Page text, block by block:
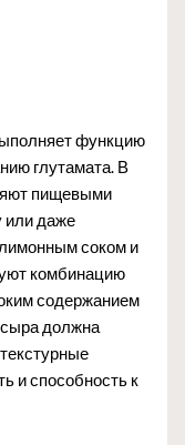
функцию
глутамата. В
пищевыми
или даже
соком и
комбинацию
содержанием
сыра должна
и способность к